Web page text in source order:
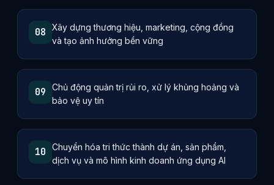
08
Xây dựng thương hiệu, marketing, cộng đồng
và tạo ảnh hưởng bền vững
09
Chủ động quản trị rủi ro, xử lý khủng hoảng và
bảo vệ uy tín
10
Chuyển hóa tri thức thành dự án, sản phẩm,
dịch vụ và mô hình kinh doanh ứng dụng AI